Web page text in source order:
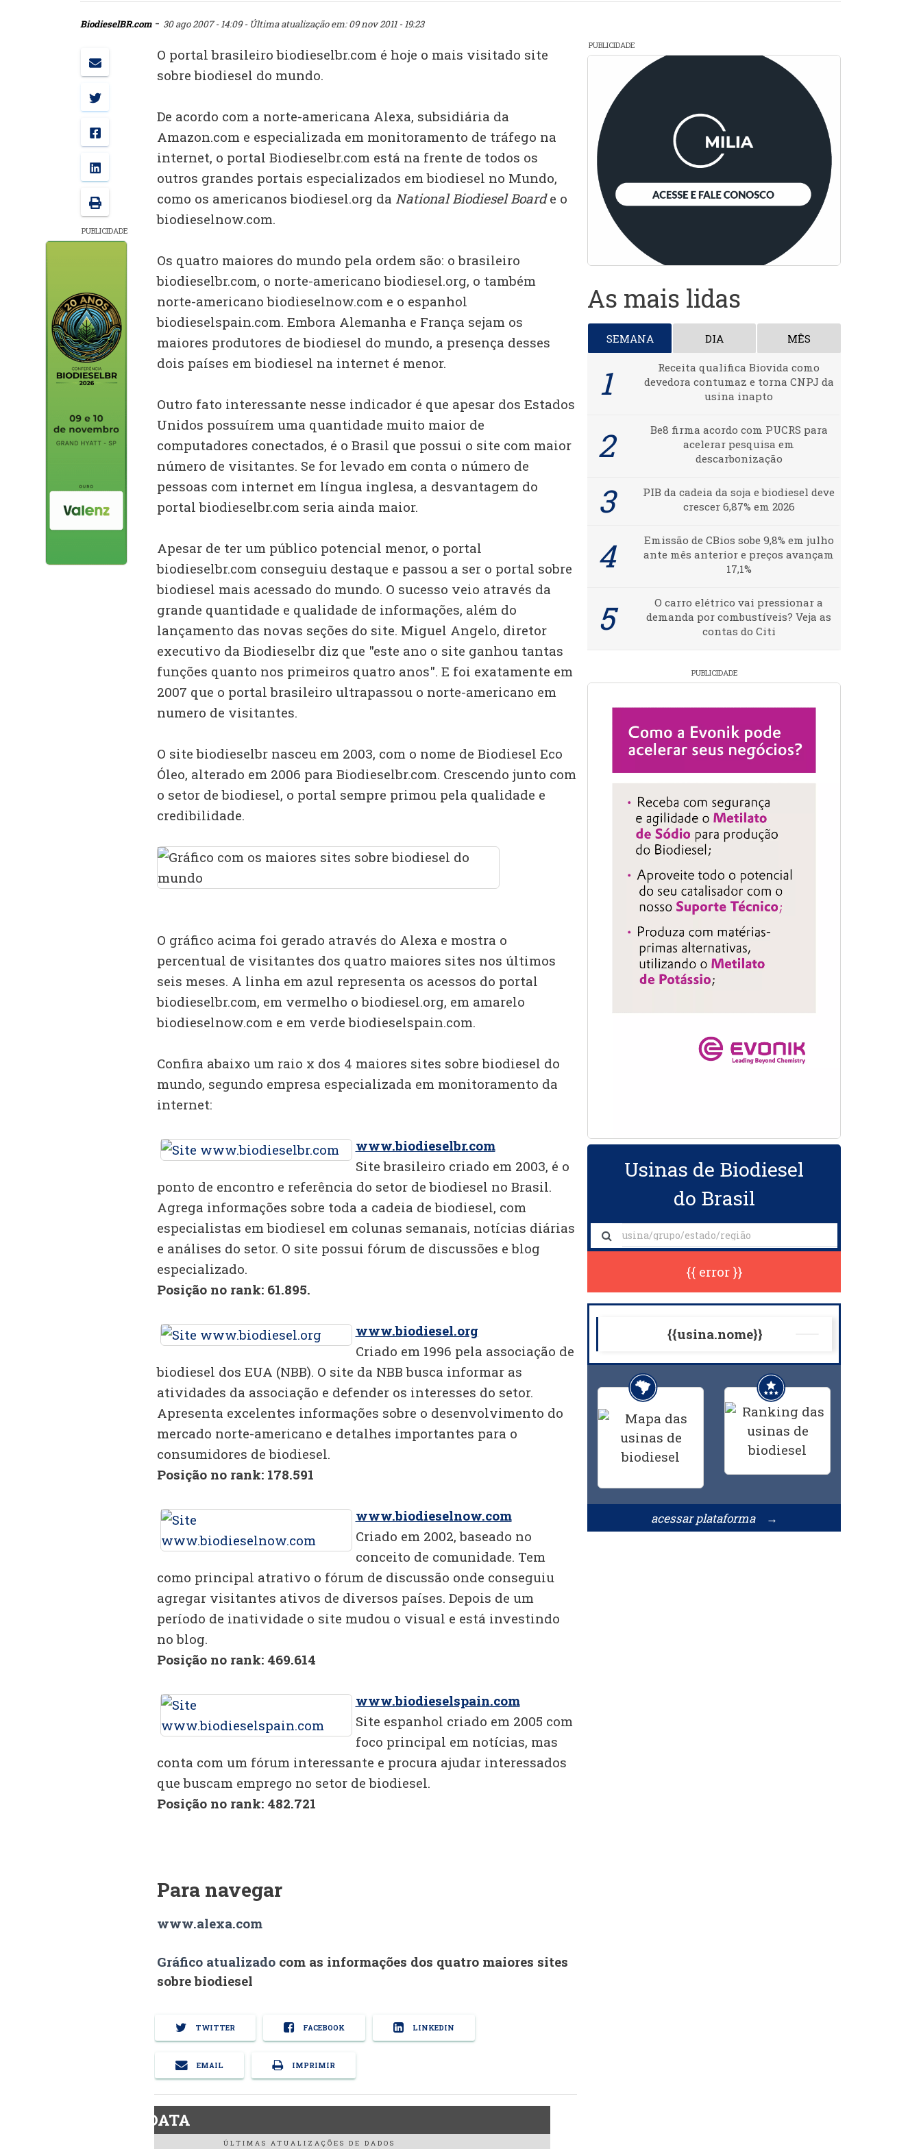
BiodieselBR.com- 30 ago 2007 - 14:09- Última atualização em: 09 nov 2011 - 19:23
PUBLICIDADE
O portal brasileiro biodieselbr.com é hoje o mais visitado site
sobre biodiesel do mundo.
De acordo com a norte-americana Alexa, subsidiária da
Amazon.com e especializada em monitoramento de tráfego na
internet, o portal Biodieselbr.com está na frente de todos os
outros grandes portais especializados em biodiesel no Mundo,
como os americanos biodiesel.org da National Biodiesel Boarde o
biodieselnow.com.
Os quatro maiores do mundo pela ordem são: o brasileiro
biodieselbr.com, o norte-americano biodiesel.org, o também
norte-americano biodieselnow.com e o espanhol
biodieselspain.com. Embora Alemanha e França sejam os
maiores produtores de biodiesel do mundo, a presença desses
dois países em biodiesel na internet é menor.
Outro fato interessante nesse indicador é que apesar dos Estados
Unidos possuírem uma quantidade muito maior de
computadores conectados, é o Brasil que possui o site com maior
número de visitantes. Se for levado em conta o número de
pessoas com internet em língua inglesa, a desvantagem do
portal biodieselbr.com seria ainda maior.
Apesar de ter um público potencial menor, o portal
biodieselbr.com conseguiu destaque e passou a ser o portal sobre
biodiesel mais acessado do mundo. O sucesso veio através da
grande quantidade e qualidade de informações, além do
lançamento das novas seções do site. Miguel Angelo, diretor
executivo da Biodieselbr diz que "este ano o site ganhou tantas
funções quanto nos primeiros quatro anos". E foi exatamente em
2007 que o portal brasileiro ultrapassou o norte-americano em
numero de visitantes.
O site biodieselbr nasceu em 2003, com o nome de Biodiesel Eco
Óleo, alterado em 2006 para Biodieselbr.com. Crescendo junto com
o setor de biodiesel, o portal sempre primou pela qualidade e
credibilidade.
O gráfico acima foi gerado através do Alexa e mostra o
percentual de visitantes dos quatro maiores sites nos últimos
seis meses. A linha em azul representa os acessos do portal
biodieselbr.com, em vermelho o biodiesel.org, em amarelo
biodieselnow.com e em verde biodieselspain.com.
Confira abaixo um raio x dos 4 maiores sites sobre biodiesel do
mundo, segundo empresa especializada em monitoramento da
internet:
www.biodieselbr.com
Site brasileiro criado em 2003, é o
ponto de encontro e referência do setor de biodiesel no Brasil.
Agrega informações sobre toda a cadeia de biodiesel, com
especialistas em biodiesel em colunas semanais, notícias diárias
e análises do setor. O site possui fórum de discussões e blog
especializado.
Posição no rank: 61.895.
www.biodiesel.org
Criado em 1996 pela associação de
biodiesel dos EUA (NBB). O site da NBB busca informar as
atividades da associação e defender os interesses do setor.
Apresenta excelentes informações sobre o desenvolvimento do
mercado norte-americano e detalhes importantes para o
consumidores de biodiesel.
Posição no rank: 178.591
www.biodieselnow.com
Criado em 2002, baseado no
conceito de comunidade. Tem
como principal atrativo o fórum de discussão onde conseguiu
agregar visitantes ativos de diversos países. Depois de um
período de inatividade o site mudou o visual e está investindo
no blog.
Posição no rank: 469.614
www.biodieselspain.com
Site espanhol criado em 2005 com
foco principal em notícias, mas
conta com um fórum interessante e procura ajudar interessados
que buscam emprego no setor de biodiesel.
Posição no rank: 482.721
Para navegar
www.alexa.com
Gráfico atualizadocom as informações dos quatro maiores sites
sobre biodiesel
TWITTER FACEBOOK LINKEDIN
EMAIL IMPRIMIR
BiodieselDATA
ÚLTIMAS ATUALIZAÇÕES DE DADOS
PUBLICIDADE
As mais lidas
SEMANA DIA MÊS
Receita qualifica Biovida como
devedora contumaz e torna CNPJ da
usina inapto
Be8 firma acordo com PUCRS para
acelerar pesquisa em
descarbonização
PIB da cadeia da soja e biodiesel deve
crescer 6,87% em 2026
Emissão de CBios sobe 9,8% em julho
ante mês anterior e preços avançam
17,1%
O carro elétrico vai pressionar a
demanda por combustíveis? Veja as
contas do Citi
PUBLICIDADE
Usinas de Biodiesel
do Brasil
{{ error }}
{{usina.nome}}
acessar plataforma →